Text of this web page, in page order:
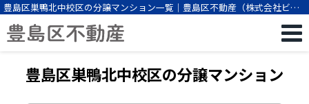
豊島区巣鴨北中校区の分譲マンション一覧｜豊島区不動産（株式会社ビー
エスパートナー）
豊島区巣鴨北中校区の分譲マンション